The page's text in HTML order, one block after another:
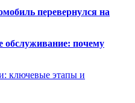
перевернулся на
обслуживание: почему
ключевые этапы и